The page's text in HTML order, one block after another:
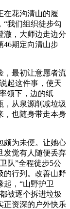
花沟清山的履
“我们组织徒步勾
澈，大师边走边分
46期定向清山步
最初让意愿者流
起这件事，使天
领下，边的纸
，从泉源削减垃圾
，也随身带走本身
为未便。让她心
发觉有人随便丢弃
队”全程徒步5公
的行列。改善山野
起，“山野护卫
被逐个拆进垃圾
正资深的户外快乐